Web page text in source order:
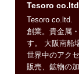
Tesoro
Tesoro co.ltd.
創業。貴金属
す。 大阪南船
世界中のアク
販売、鉱物の